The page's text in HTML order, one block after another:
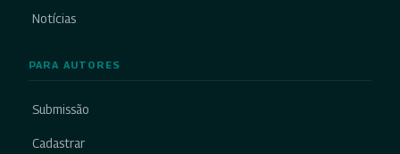
Notícias
PARA AUTORES
Submissão
Cadastrar